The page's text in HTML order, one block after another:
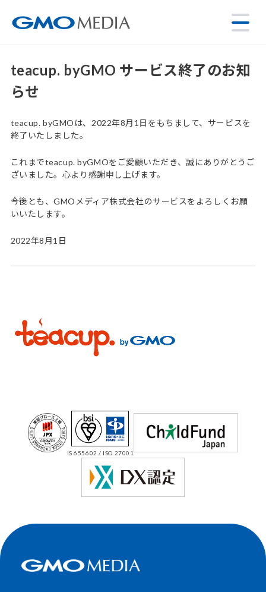
teacup. byGMO サービス終了のお知
らせ
teacup. byGMOは、2022年8月1日をもちまして、サービスを
終了いたしました。
これまでteacup. byGMOをご愛顧いただき、誠にありがとうご
ざいました。心より感謝申し上げます。
今後とも、GMOメディア株式会社のサービスをよろしくお願
いいたします。
2022年8月1日
IS 655602 / ISO 27001